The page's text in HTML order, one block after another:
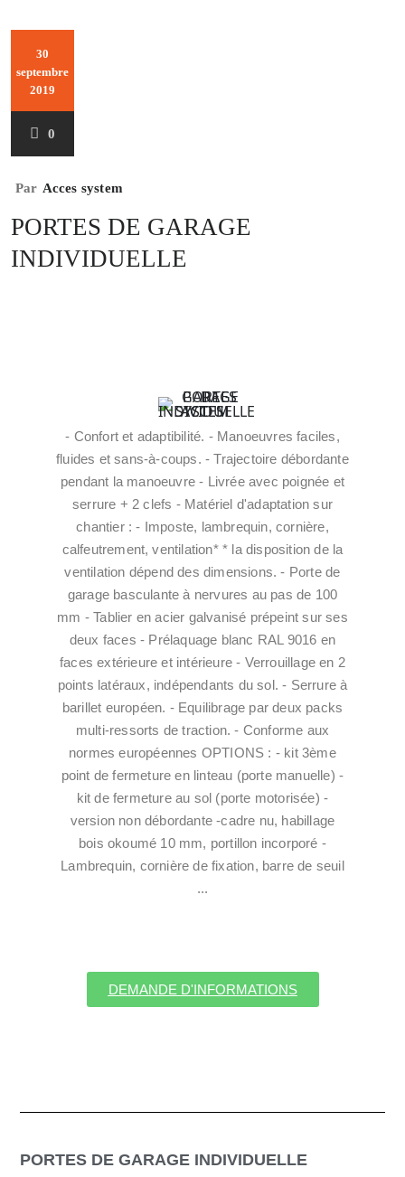
30
septembre
2019
0
Par Acces system
PORTES DE GARAGE
INDIVIDUELLE
- Confort et adaptibilité. - Manoeuvres faciles,
fluides et sans-à-coups. - Trajectoire débordante
pendant la manoeuvre - Livrée avec poignée et
serrure + 2 clefs - Matériel d'adaptation sur
chantier : - Imposte, lambrequin, cornière,
calfeutrement, ventilation* * la disposition de la
ventilation dépend des dimensions. - Porte de
garage basculante à nervures au pas de 100
mm - Tablier en acier galvanisé prépeint sur ses
deux faces - Prélaquage blanc RAL 9016 en
faces extérieure et intérieure - Verrouillage en 2
points latéraux, indépendants du sol. - Serrure à
barillet européen. - Equilibrage par deux packs
multi-ressorts de traction. - Conforme aux
normes européennes OPTIONS : - kit 3ème
point de fermeture en linteau (porte manuelle) -
kit de fermeture au sol (porte motorisée) -
version non débordante -cadre nu, habillage
bois okoumé 10 mm, portillon incorporé -
Lambrequin, cornière de fixation, barre de seuil
...
DEMANDE D'INFORMATIONS
PORTES DE GARAGE INDIVIDUELLE